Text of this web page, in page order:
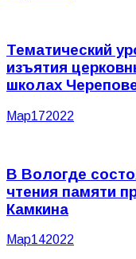
Тематический
изъятия
школах
Мар172022
В Вологде
чтения памяти
Камкина
Мар142022